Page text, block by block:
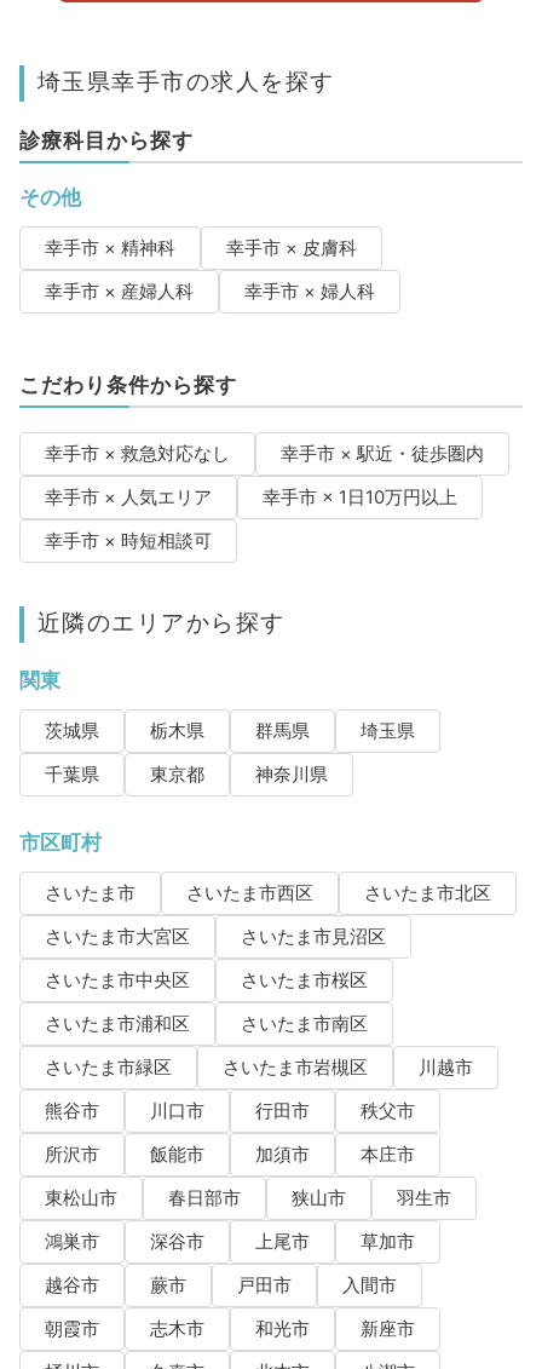
埼玉県幸手市の求人を探す
診療科目から探す
その他
幸手市 × 精神科
幸手市 × 皮膚科
幸手市 × 産婦人科
幸手市 × 婦人科
こだわり条件から探す
幸手市 × 救急対応なし
幸手市 × 駅近・徒歩圏内
幸手市 × 人気エリア
幸手市 × 1日10万円以上
幸手市 × 時短相談可
近隣のエリアから探す
関東
茨城県 栃木県 群馬県
埼玉県
千葉県
東京都 神奈川県
市区町村
さいたま市 さいたま市西区
さいたま市北区
さいたま市大宮区
さいたま市見沼区
さいたま市中央区
さいたま市桜区
さいたま市浦和区
さいたま市南区
さいたま市緑区
さいたま市岩槻区
川越市
熊谷市
川口市 行田市
秩父市
所沢市
飯能市 加須市
本庄市
東松山市
春日部市 狭山市
羽生市
鴻巣市
深谷市 上尾市
草加市
越谷市
蕨市 戸田市
入間市
朝霞市
志木市 和光市
新座市